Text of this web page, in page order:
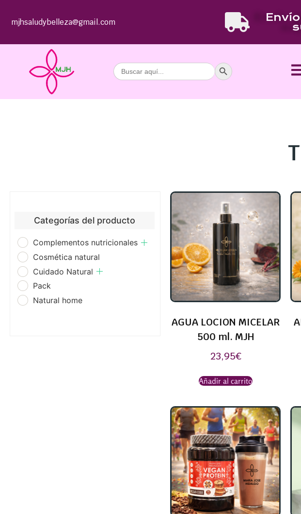
mjhsaludybelleza@gmail.com
Buscar: Botón de búsqueda
Categorías del producto
Complementos nutricionales
Cosmética natural
Cuidado Natural
Pack
Natural home
AGUA LOCION MICELAR
500 ml. MJH
23,95€
Añadir al carrito